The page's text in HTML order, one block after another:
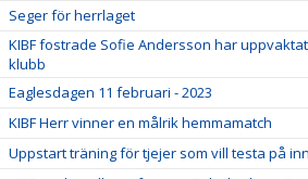
Seger för herrlaget
KIBF fostrade Sofie Andersson har
klubb
Eaglesdagen 11 februari - 2023
KIBF Herr vinner en målrik hemmamatch
Uppstart träning för tjejer som vill testa på